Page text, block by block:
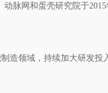
动脉网 和蛋壳研究院于
造领域，持续加大研发